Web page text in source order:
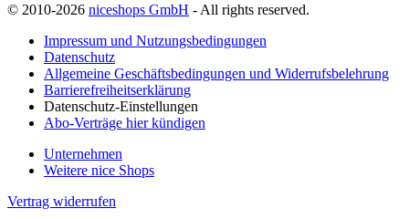
© 2010-2026 niceshops GmbH - All rights reserved.
Impressum und Nutzungsbedingungen
Datenschutz
Allgemeine Geschäftsbedingungen und Widerrufsbelehrung
Barrierefreiheitserklärung
Datenschutz-Einstellungen
Abo-Verträge hier kündigen
Unternehmen
Weitere nice Shops
Vertrag widerrufen